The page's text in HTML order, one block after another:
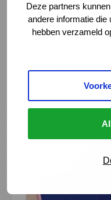
Deze partners
andere informatie die
hebben verzameld
Orange Care
het douchen of
Lees meer over